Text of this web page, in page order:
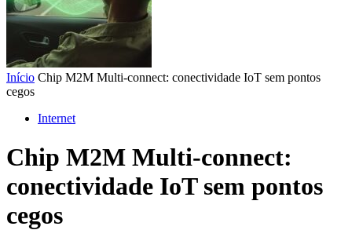
Início Chip M2M Multi-connect: conectividade IoT sem pontos
cegos
Internet
Chip M2M Multi-connect:
conectividade IoT sem pontos
cegos